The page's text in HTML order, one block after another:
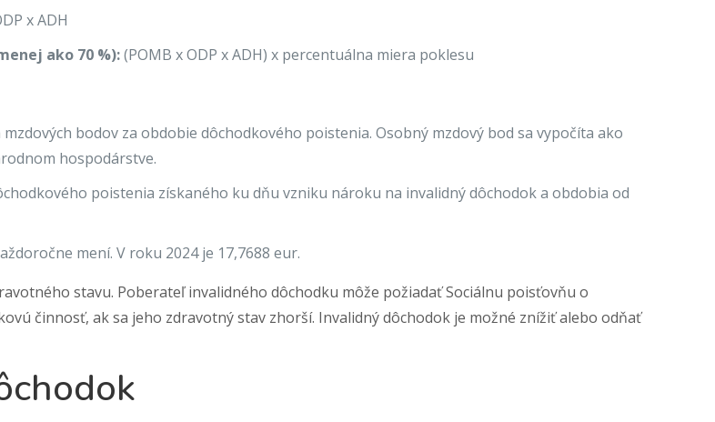
x ADH
ako 70 %):(POMB x ODP x ADH) x percentuálna miera poklesu
bodov za obdobie dôchodkového poistenia. Osobný mzdový bod sa vypočíta ako
hospodárstve.
poistenia získaného ku dňu vzniku nároku na invalidný dôchodok a obdobia od
mení. V roku 2024 je 17,7688 eur.
stavu. Poberateľ invalidného dôchodku môže požiadať Sociálnu poisťovňu o
činnosť, ak sa jeho zdravotný stav zhorší. Invalidný dôchodok je možné znížiť alebo odňať